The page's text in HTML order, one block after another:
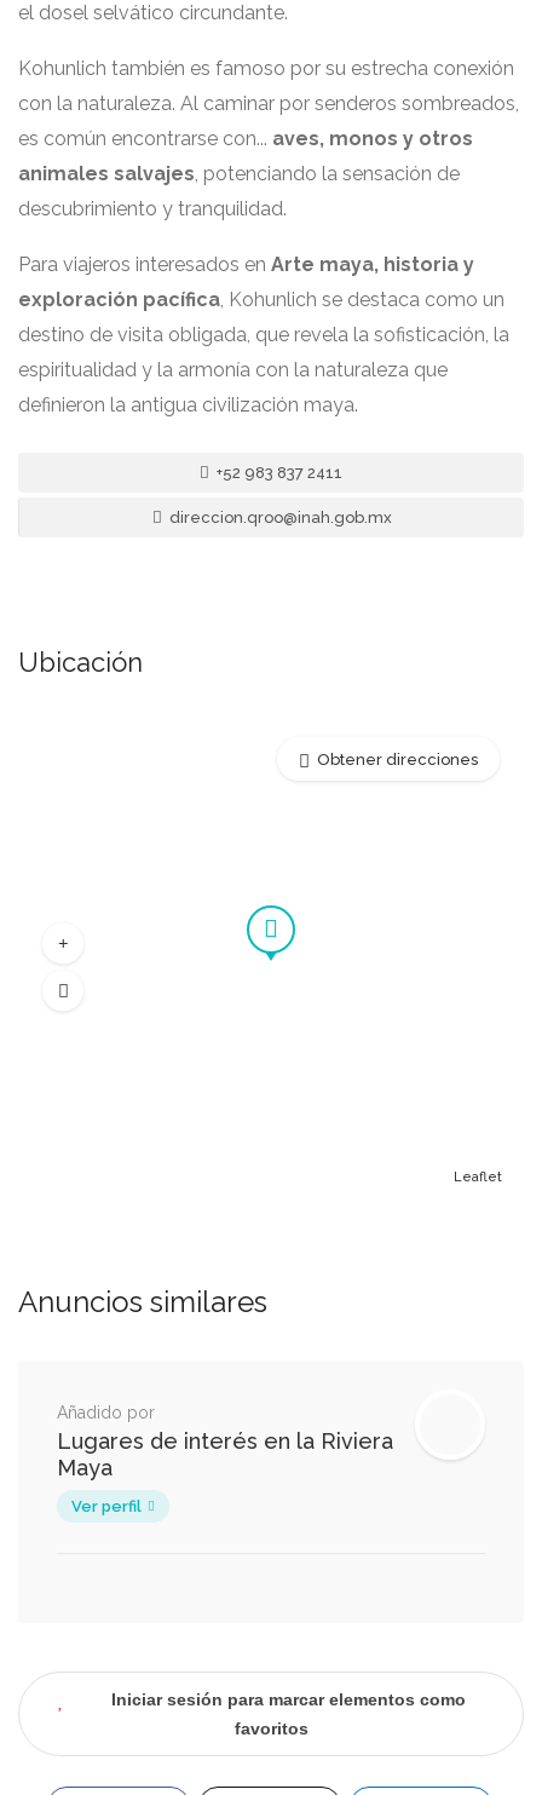
el dosel selvático circundante.
Kohunlich también es famoso por su estrecha conexión
con la naturaleza. Al caminar por senderos sombreados,
es común encontrarse con... aves, monos y otros
animales salvajes, potenciando la sensación de
descubrimiento y tranquilidad.
Para viajeros interesados en Arte maya, historia y
exploración pacífica, Kohunlich se destaca como un
destino de visita obligada, que revela la sofisticación, la
espiritualidad y la armonía con la naturaleza que
definieron la antigua civilización maya.
+52 983 837 2411
direccion.qroo@inah.gob.mx
Ubicación
Leaflet
Obtener direcciones
Anuncios similares
Añadido por
Lugares de interés en la Riviera
Maya
Ver perfil
Iniciar sesión para marcar elementos como
favoritos